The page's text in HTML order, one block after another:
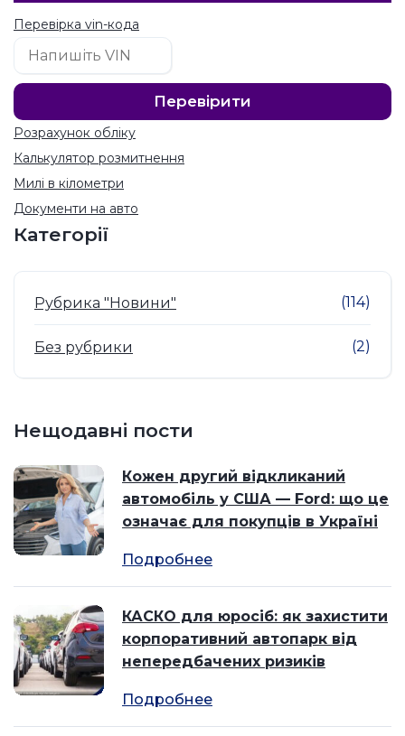
Перевірка vin-кода
Розрахунок обліку
Калькулятор розмитнення
Милі в кілометри
Документи на авто
Категорії
Рубрика "Новини" (114)
Без рубрики (2)
Нещодавні пости
Кожен другий відкликаний
автомобіль у США — Ford: що це
означає для покупців в Україні
Подробнее
КАСКО для юросіб: як захистити
корпоративний автопарк від
непередбачених ризиків
Подробнее